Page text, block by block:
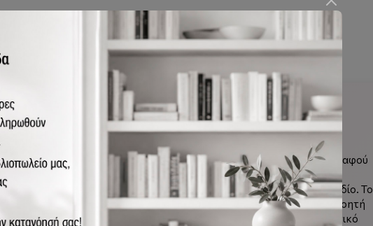
εξέλιξη που έχει σημειωθεί στο επικαλυπτόμενο πεδίο μεταξύ της
εξαρτάται από την Ανόργανη Χημεία, όπως και από την Οργανική, αφού
ρόλο στις λειτουργίες της. Ο νέος αυτός συνδετικός κλάδος
και το παρόν βιβλίο αποτελεί μια εισαγωγή στο σημαντικό αυτό πεδίο. Το
παρέχει απαραίτητο υλικό βασικής υποδομής, καθώς και κατανοητή
Το περιεχόμενο αποτελεί επίσης σημαντικό βοήθημα, ως συμπληρωματικό